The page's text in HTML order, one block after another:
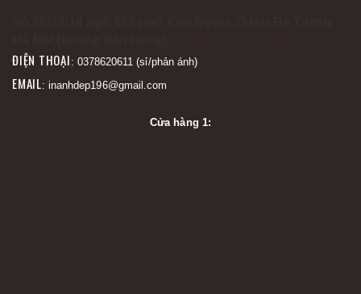
ĐIỆN THOẠI : 0378620611 (sỉ/phản ánh)
EMAIL: inanhdep196@gmail.com
Cửa hàng 1: